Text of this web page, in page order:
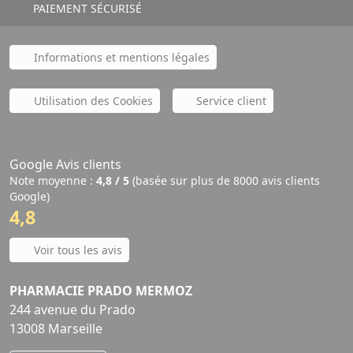
PAIEMENT SÉCURISÉ
Informations et mentions légales
Utilisation des Cookies Service client
Google Avis clients
Note moyenne : 4,8 / 5 (basée sur plus de 8000 avis clients
Google)
4,8
Voir tous les avis
PHARMACIE PRADO MERMOZ
244 avenue du Prado
13008 Marseille